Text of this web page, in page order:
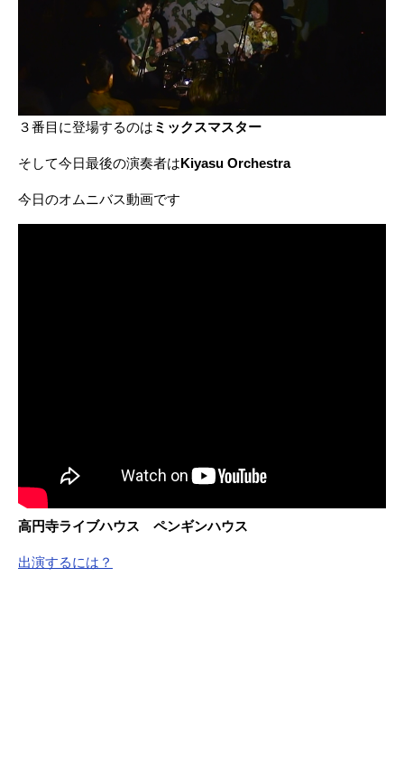
３番目に登場するのは ミックスマスター
そして今日最後の演奏者はKiyasu Orchestra
今日のオムニバス動画です
高円寺ライブハウス ペンギンハウス
出演するには？